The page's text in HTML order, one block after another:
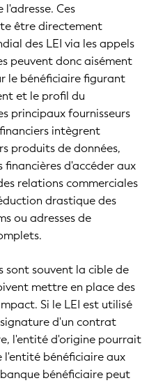
Ces
être directement
des LEI via les appels
peuvent donc aisément
le bénéficiaire figurant
et le profil du
principaux fournisseurs
intègrent
produits de données,
d'accéder aux
relations commerciales
drastique des
ou adresses de
sont souvent la cible de
mettre en place des
Si le LEI est utilisé
d'un contrat
l'entité d'origine pourrait
l'entité bénéficiaire aux
bénéficiaire peut